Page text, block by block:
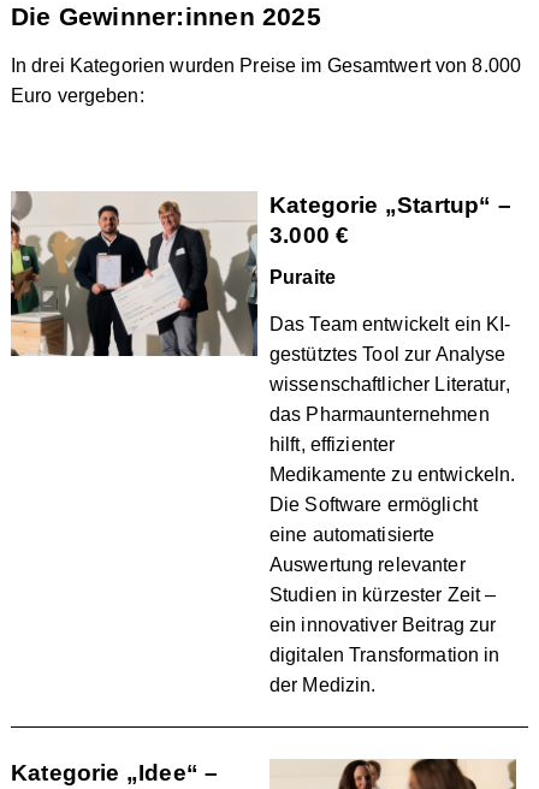
Die Gewinner:innen 2025
In drei Kategorien wurden Preise im Gesamtwert von 8.000
Euro vergeben:
Kategorie „Startup“ –
3.000 €
Puraite
Das Team entwickelt ein KI-
gestütztes Tool zur Analyse
wissenschaftlicher Literatur,
das Pharmaunternehmen
hilft, effizienter
Medikamente zu entwickeln.
Die Software ermöglicht
eine automatisierte
Auswertung relevanter
Studien in kürzester Zeit –
ein innovativer Beitrag zur
digitalen Transformation in
der Medizin.
Kategorie „Idee“ –